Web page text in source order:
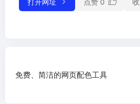
免费、简洁的网页配色工具